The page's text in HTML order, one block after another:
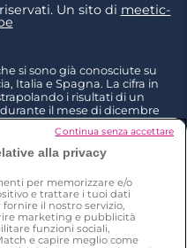
Un sito di meetic-
si sono già conosciute su
Italia e Spagna. La cifra in
i risultati di un
il mese di dicembre
residenti in Francia, Italia e
e poi rapportandoli al totale
di età (Fonte: Eurostat
che il 15% delle persone
e il 10% in Spagna ha
persona su Meetic. D: Hai
ognuno di questi siti e app
una volta? Non ho mai
questo sito/app.
mese di dicembre 2023,
alla privacy
per memorizzare e/o
e trattare i tuoi dati
il nostro servizio,
marketing e pubblicità
funzioni sociali,
e capire meglio come
Continua senza accettare